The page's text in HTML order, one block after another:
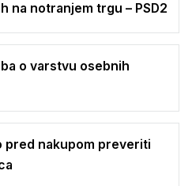
na notranjem trgu – PSD2
o varstvu osebnih
pred nakupom preveriti